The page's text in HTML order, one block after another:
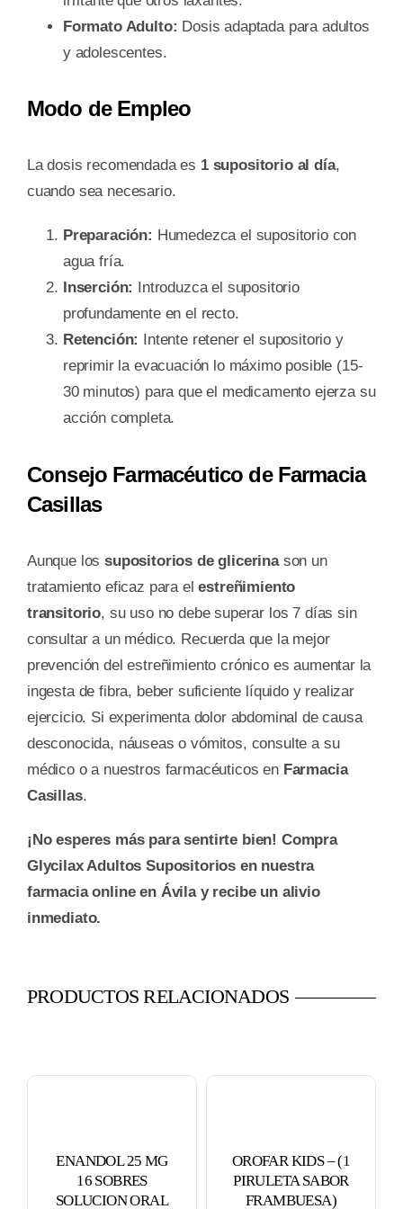
Formato Adulto: Dosis adaptada para adultos
y adolescentes.
Modo de Empleo
La dosis recomendada es 1 supositorio al día,
cuando sea necesario.
Preparación: Humedezca el supositorio con
agua fría.
Inserción:
Introduzca el supositorio
profundamente en el recto.
Retención:
Intente retener el supositorio y
reprimir la evacuación lo máximo posible (15-
30 minutos) para que el medicamento ejerza su
acción completa.
Consejo Farmacéutico de Farmacia
Casillas
Aunque lossupositorios de glicerinason un
tratamiento eficaz para elestreñimiento
transitorio, su uso no debe superar los 7 días sin
consultar a un médico. Recuerda que la mejor
prevención del estreñimiento crónico es aumentar la
ingesta de fibra, beber suficiente líquido y realizar
ejercicio. Si experimenta dolor abdominal de causa
desconocida, náuseas o vómitos, consulte a su
médico o a nuestros farmacéuticos en Farmacia
Casillas.
¡No esperes más para sentirte bien! Compra
Glycilax Adultos Supositorios en nuestra
farmacia online en Ávila y recibe un alivio
inmediato.
PRODUCTOS RELACIONADOS
ENANDOL 25 MG
16 SOBRES
SOLUCION ORAL
OROFAR KIDS – (1
PIRULETA SABOR
FRAMBUESA)